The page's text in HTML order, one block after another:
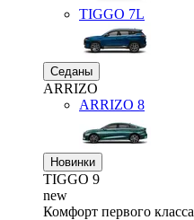
TIGGO 7L
Седаны
ARRIZO
ARRIZO 8
Новинки
TIGGO 9
new
Комфорт первого класса